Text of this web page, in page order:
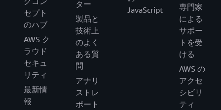
セプト
のハブ
AWS ク
ラウド
セキュ
リティ
最新情
報
ター
製品と
技術上
のよく
ある質
問
アナリ
ストレ
ポート
JavaScript
専門家
による
サポー
トを受
ける
AWS の
アクセ
シビリ
ティ